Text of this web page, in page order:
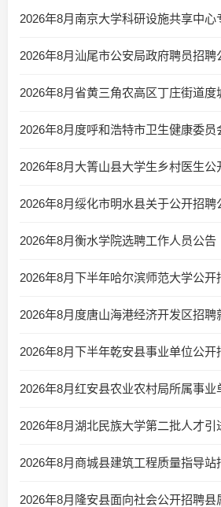
2026年8月汕尾市公安局政府聘员招聘
2026年8月大箐山县大学生乡村医生公
2026年8月衡水学院选聘工作人员公告
2026年8月湖北民族大学第二批人才引